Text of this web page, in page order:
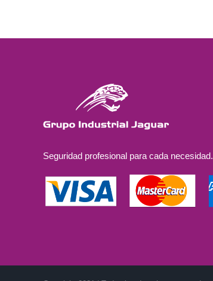
Seguridad profesional para cada necesidad.